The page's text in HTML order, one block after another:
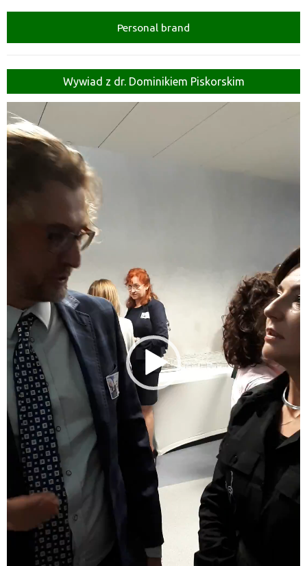
Personal brand
Wywiad z dr. Dominikiem Piskorskim
Odtwarzacz
video